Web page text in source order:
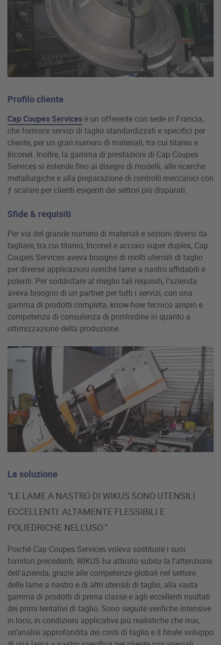
Profilo cliente
Cap Coupes Services è un offerente con sede in Francia,
che fornisce servizi di taglio standardizzati e specifici per
cliente, per un gran numero di materiali, tra cui titanio e
Inconel. Inoltre, la gamma di prestazioni di Cap Coupes
Services si estende fino ai disegni di modelli, alle ricerche
metallurgiche e alla preparazione di controlli meccanici con
ƒ scalare per clienti esigenti dei settori più disparati.
Sfide & requisiti
Per via del grande numero di materiali e sezioni diversi da
tagliare, tra cui titanio, Inconel e acciaio super duplex, Cap
Coupes Services aveva bisogno di molti utensili di taglio
per diverse applicazioni nonché lame a nastro affidabili e
potenti. Per soddisfare al meglio tali requisiti, l’azienda
aveva bisogno di un partner per tutti i servizi, con una
gamma di prodotti completa, know-how tecnico ampio e
competenza di consulenza di prim’ordine in quanto a
ottimizzazione della produzione.
La soluzione
“LE LAME A NASTRO DI WIKUS SONO UTENSILI
ECCELLENTI: ALTAMENTE FLESSIBILI E
POLIEDRICHE NELL’USO.”
Poiché Cap Coupes Services voleva sostituire i suoi
fornitori precedenti, WIKUS ha attirato subito la l’attenzione
dell'azienda, grazie alle competenze globali nel settore
delle lame a nastro e di altri utensili di taglio, alla vasta
gamma di prodotti di prima classe e agli eccellenti risultati
dei primi tentativi di taglio. Sono seguite verifiche intensive
in loco, in condizioni applicative più realistiche che mai,
un’analisi approfondita dei costi di taglio e il finale sviluppo